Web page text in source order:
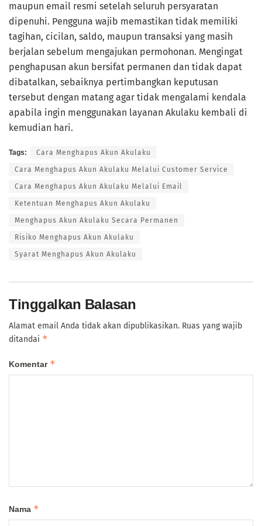
maupun email resmi setelah seluruh persyaratan
dipenuhi. Pengguna wajib memastikan tidak memiliki
tagihan, cicilan, saldo, maupun transaksi yang masih
berjalan sebelum mengajukan permohonan. Mengingat
penghapusan akun bersifat permanen dan tidak dapat
dibatalkan, sebaiknya pertimbangkan keputusan
tersebut dengan matang agar tidak mengalami kendala
apabila ingin menggunakan layanan Akulaku kembali di
kemudian hari.
Tags: Cara Menghapus Akun Akulaku
Cara Menghapus Akun Akulaku Melalui Customer Service
Cara Menghapus Akun Akulaku Melalui Email
Ketentuan Menghapus Akun Akulaku
Menghapus Akun Akulaku Secara Permanen
Risiko Menghapus Akun Akulaku
Syarat Menghapus Akun Akulaku
Tinggalkan Balasan
Alamat email Anda tidak akan dipublikasikan. Ruas yang wajib
ditandai *
Komentar *
Nama *